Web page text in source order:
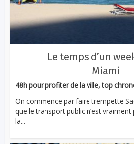
Le temps d’un
Miami
48h pour profiter de la ville, top
On commence par faire trempette
que le transport public n’est
la...